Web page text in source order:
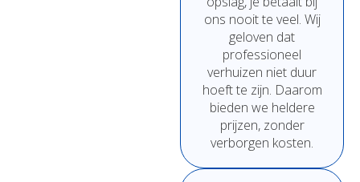
ons nooitte veel. Wij
geloven dat
professioneel
verhuizen niet duur
hoeftte zijn. Daarom
bieden we heldere
prijzen, zonder
verborgen kosten.